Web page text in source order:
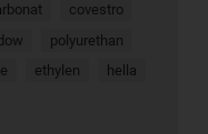
covestro
polyurethan
ethylen
hella